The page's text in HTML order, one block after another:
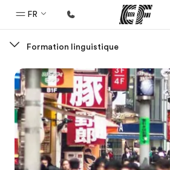
FR
Bienvenue chez EF
Programmes
Nos offres
Bureaux
Trouver un bureau
Formation linguistique